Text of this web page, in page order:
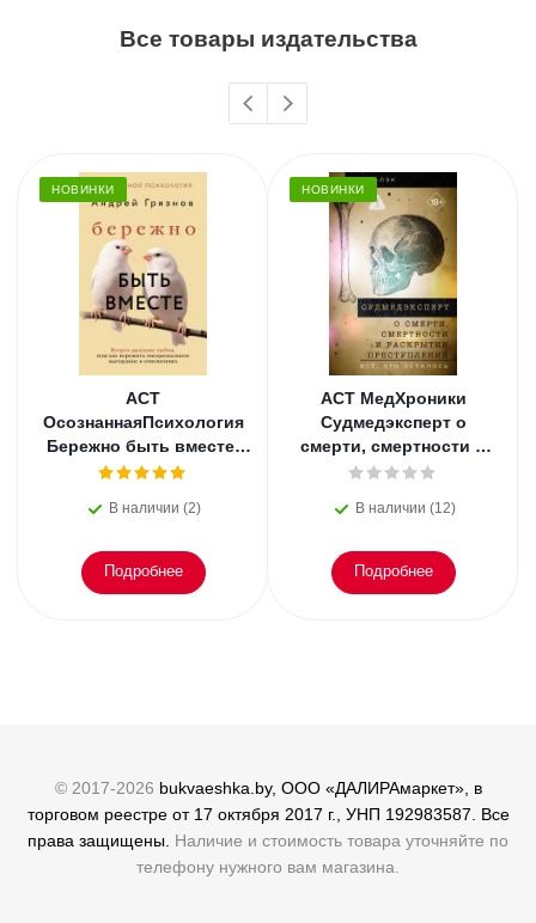
Все товары издательства
НОВИНКИ
АСТ
ОсознаннаяПсихология
Бережно быть вместе.
Второе дыхание любви,
эмоциональное
В наличии (2)
Подробнее
НОВИНКИ
АСТ МедХроники
Судмедэксперт о
смерти, смертности и
раскрытии
осталось. Блэк
В наличии (12)
Подробнее
© 2017-2026 bukvaeshka.by, ООО «ДАЛИРАмаркет», в
торговом реестре от 17 октября 2017 г., УНП 192983587. Все
права защищены. Наличие и стоимость товара уточняйте по
телефону нужного вам магазина.